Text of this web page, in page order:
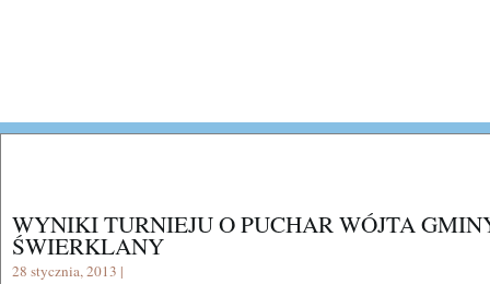
WYNIKI TURNIEJU O PUCHAR WÓJTA
ŚWIERKLANY
28 stycznia, 2013 |